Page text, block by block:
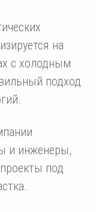
на
с холодным
подход
и инженеры,
под